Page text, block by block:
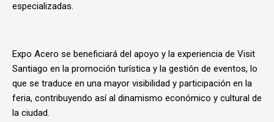
especializadas.
Expo Acero se beneficiará del apoyo y la experiencia de Visit
Santiago en la promoción turística y la gestión de eventos, lo
que se traduce en una mayor visibilidad y participación en la
feria, contribuyendo así al dinamismo económico y cultural de
la ciudad.